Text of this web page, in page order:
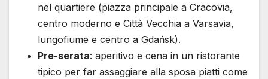
nel quartiere (piazza principale a Cracovia,
centro moderno e Città Vecchia a Varsavia,
lungofiume e centro a Gdańsk).
Pre-serata: aperitivo e cena in un ristorante
tipico per far assaggiare alla sposa piatti come